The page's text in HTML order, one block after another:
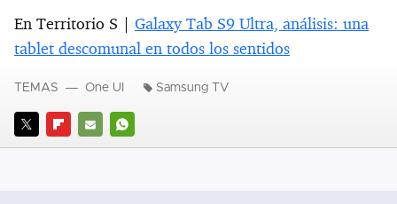
En Territorio S | Galaxy Tab S9 Ultra, análisis: una
tablet descomunal en todos los sentidos
TWITTERFLIPBOARD
E- WHATSAPP
TEMAS One UI Samsung TV